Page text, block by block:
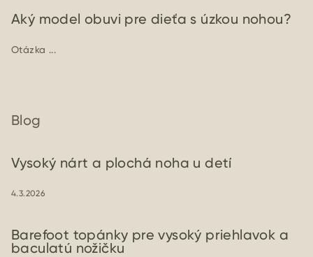
Aký model obuvi pre dieťa s úzkou nohou?
Otázka ...
Blog
Vysoký nárt a plochá noha u detí
4.3.2026
Barefoot topánky pre vysoký priehlavok a
baculatú nožičku